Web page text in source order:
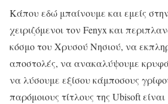
Κάπου εδώ μπαίνουμε και εμείς
χειριζόμενοι τον Fenyx και
κόσμο του Χρυσού Νησιού, να
αποστολές, να ανακαλύψουμε
να λύσουμε εξίσου κάμποσους
παρόμοιους τίτλους της Ubisoft είναι